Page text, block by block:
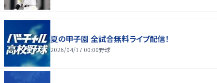
夏の甲子園 全試合無料ライブ配信！
2026/04/17 00:00野球